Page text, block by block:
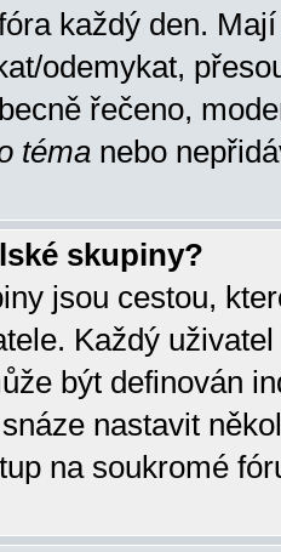
každý den.
odemykat,
řečeno,
téma nebo
skupiny?
jsou cestou,
Každý
být definován
nastavit
na soukromé